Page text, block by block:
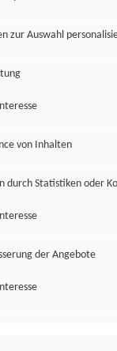
zur Auswahl
von Inhalten
durch Statistiken oder
der Angebote